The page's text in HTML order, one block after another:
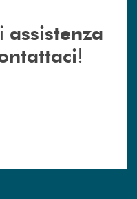
assistenza
!